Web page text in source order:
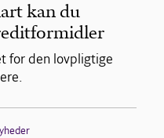
kan du
for den lovpligtige